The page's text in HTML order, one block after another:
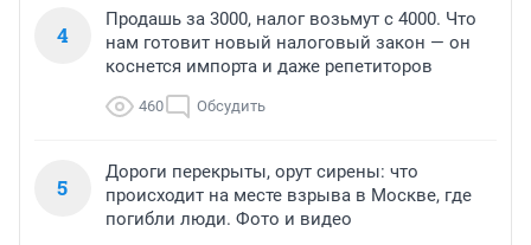
4
Продашь за 3000, налог возьмут с 4000. Что
нам готовит новый налоговый закон — он
коснется импорта и даже репетиторов
460 Обсудить
5
Дороги перекрыты, орут сирены: что
происходит на месте взрыва в Москве, где
погибли люди. Фото и видео